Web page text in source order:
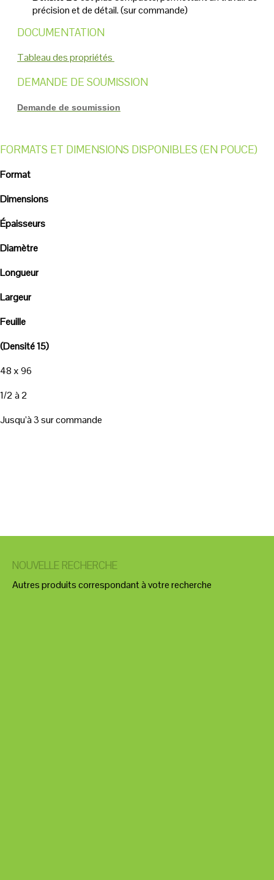
précision et de détail. (sur commande)
DOCUMENTATION
Tableau des propriétés
DEMANDE DE SOUMISSION
Demande de soumission
FORMATS ET DIMENSIONS DISPONIBLES (EN POUCE)
Format
Dimensions
Épaisseurs
Diamètre
Longueur
Largeur
Feuille
(Densité 15)
48 x 96
1/2 à 2
Jusqu’à 3 sur commande
NOUVELLE RECHERCHE
Autres produits correspondant à votre recherche